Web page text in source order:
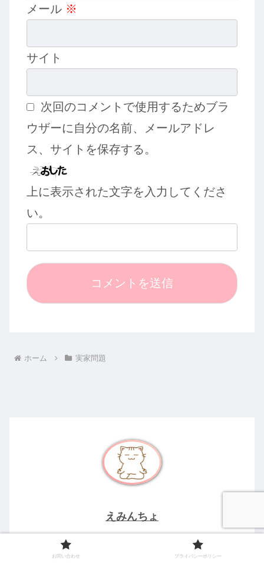
メール ※
サイト
次回のコメントで使用するためブラ
ウザーに自分の名前、メールアドレ
ス、サイトを保存する。
上に表示された文字を入力してくださ
い。
ホーム 実家問題
えみんちょ
１９６８年大阪生まれ
お問い合わせ プライバシーポリシー